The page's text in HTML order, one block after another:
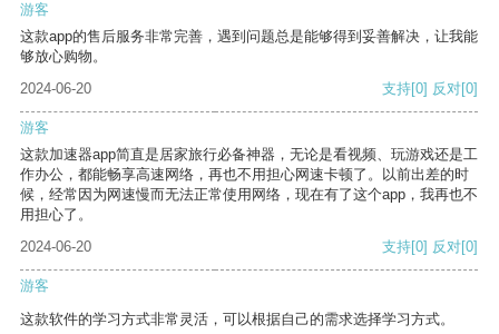
游客
这款app的售后服务非常完善，遇到问题总是能够得到妥善解决，让我能
够放心购物。
2024-06-20
支持[0] 反对[0]
游客
这款加速器app简直是居家旅行必备神器，无论是看视频、玩游戏还是工
作办公，都能畅享高速网络，再也不用担心网速卡顿了。以前出差的时
候，经常因为网速慢而无法正常使用网络，现在有了这个app，我再也不
用担心了。
2024-06-20
支持[0] 反对[0]
游客
这款软件的学习方式非常灵活，可以根据自己的需求选择学习方式。